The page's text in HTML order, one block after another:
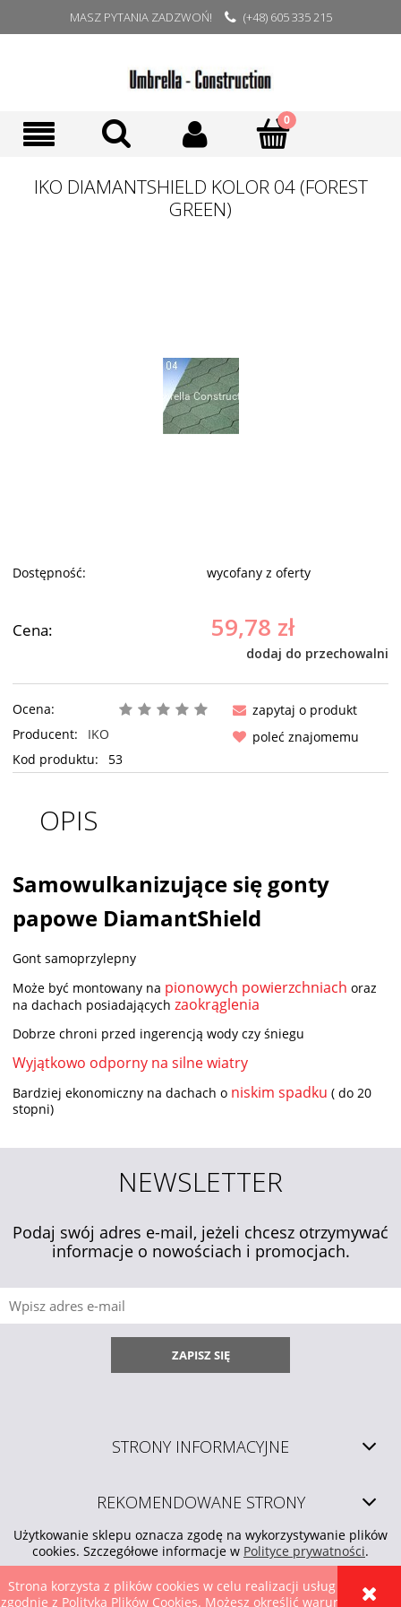
Strona korzysta z plików cookies w celu realizacji usług i
zgodnie z Polityką Plików Cookies. Możesz określić warunki
MASZ PYTANIA ZADZWOŃ! (+48) 605 335 215
IKO DIAMANTSHIELD KOLOR 04 (FOREST
GREEN)
Dostępność: wycofany z oferty
Cena: 59,78 zł
dodaj do przechowalni
Ocena:
Producent:
IKO
Kod produktu:
53
zapytaj o produkt
poleć znajomemu
OPIS
Samowulkanizujące się gonty
papowe DiamantShield
Gont samoprzylepny
Może być montowany na pionowych powierzchniach oraz
na dachach posiadających zaokrąglenia
Dobrze chroni przed ingerencją wody czy śniegu
Wyjątkowo odporny na silne wiatry
Bardziej ekonomiczny na dachach o niskim spadku ( do 20
stopni)
NEWSLETTER
Podaj swój adres e-mail, jeżeli chcesz otrzymywać
informacje o nowościach i promocjach.
ZAPISZ SIĘ
STRONY INFORMACYJNE
REKOMENDOWANE STRONY
Użytkowanie sklepu oznacza zgodę na wykorzystywanie plików
cookies. Szczegółowe informacje w Polityce prywatności.
POKAŻ PEŁNĄ WERSJĘ STRONY